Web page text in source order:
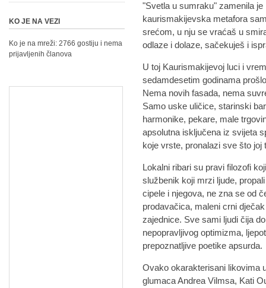
"Svetla u sumraku" zamenila
kaurismakijevska metafora
srećom, u nju se vraćaš u
odlaze i dolaze, sačekuješ i
U toj Kaurismakijevoj luci i
sedamdesetim godinama
Nema novih fasada, nema
Samo uske uličice, starinski
harmonike, pekare, male
apsolutna isključena iz svijeta
koje vrste, pronalazi sve što joj
Lokalni ribari su pravi filozofi
službenik koji mrzi ljude,
cipele i njegova, ne zna se od
prodavačica, maleni crni
zajednice. Sve sami ljudi čija
nepopravljivog optimizma,
prepoznatljive poetike apsurda.
Ovako okarakterisani likovima
glumaca Andrea Vilmsa, Kati
KO JE NA VEZI
Ko je na mreži: 2766 gostiju i nema
prijavljenih članova